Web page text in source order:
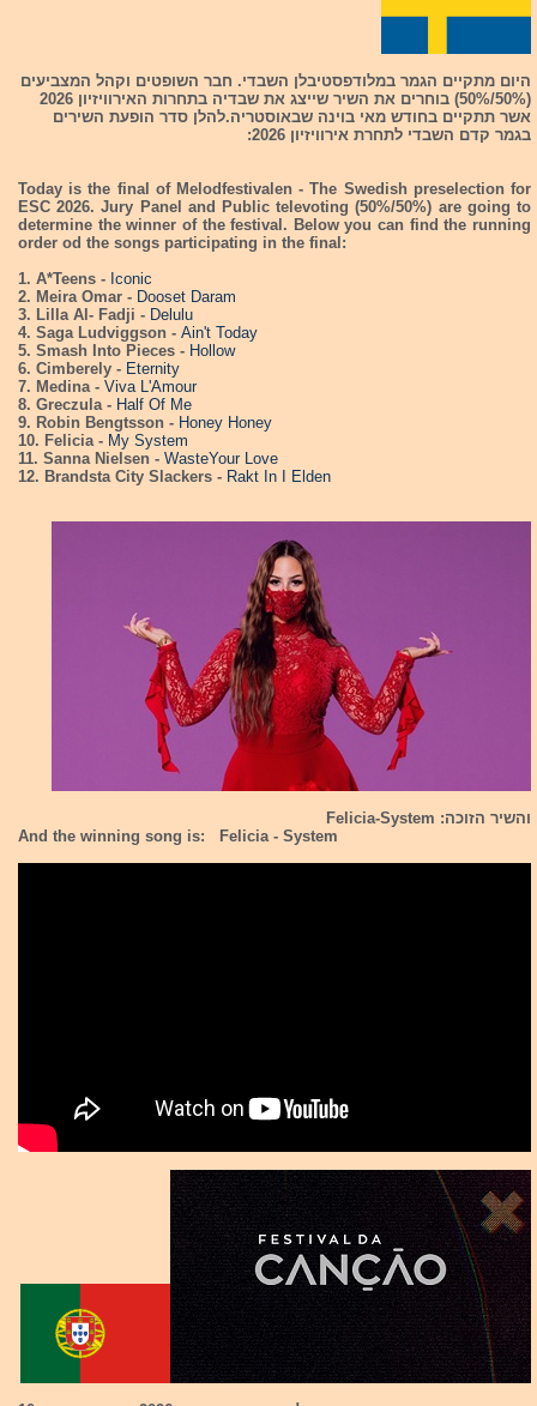
היום מתקיים הגמר במלודפסטיבלן השבדי. חבר השופטים וקהל המצביעים
(50%/50%) בוחרים את השיר שייצג את שבדיה בתחרות האירוויזיון 2026
אשר תתקיים בחודש מאי בוינה שבאוסטריה.להלן סדר הופעת השירים
בגמר קדם השבדי לתחרת אירוויזיון 2026:
Today is the final of Melodfestivalen - The Swedish preselection for
ESC 2026. Jury Panel and Public televoting (50%/50%) are going to
determine the winner of the festival. Below you can find the running
order od the songs participating in the final:
1. A*Teens - Iconic
2. Meira Omar - Dooset Daram
3. Lilla Al- Fadji - Delulu
4. Saga Ludviggson - Ain't Today
5. Smash Into Pieces - Hollow
6. Cimberely - Eternity
7. Medina - Viva L'Amour
8. Greczula - Half Of Me
9. Robin Bengtsson - Honey Honey
10. Felicia - My System
11. Sanna Nielsen - WasteYour Love
12. Brandsta City Slackers - Rakt In I Elden
והשיר הזוכה: Felicia-System
And the winning song is: Felicia - System